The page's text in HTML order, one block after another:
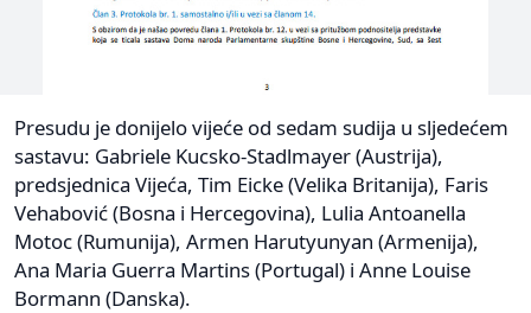
Presudu je donijelo vijeće od sedam sudija u sljedećem
sastavu: Gabriele Kucsko-Stadlmayer (Austrija),
predsjednica Vijeća, Tim Eicke (Velika Britanija), Faris
Vehabović (Bosna i Hercegovina), Lulia Antoanella
Motoc (Rumunija), Armen Harutyunyan (Armenija),
Ana Maria Guerra Martins (Portugal) i Anne Louise
Bormann (Danska).